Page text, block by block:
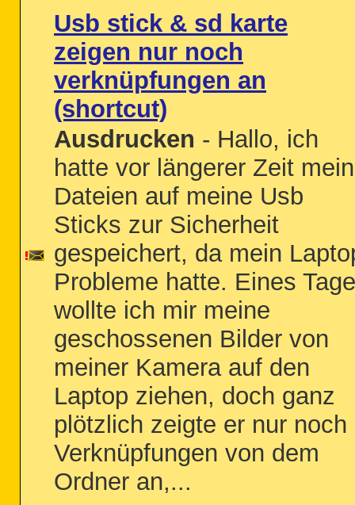
Usb stick & sd karte
zeigen nur noch
verknüpfungen an
(shortcut)
Ausdrucken - Hallo, ich
hatte vor längerer Zeit
Dateien auf meine Usb
Sticks zur Sicherheit
gespeichert, da mein
Probleme hatte. Eines
wollte ich mir meine
geschossenen Bilder von
meiner Kamera auf den
Laptop ziehen, doch ganz
plötzlich zeigte er nur noch
Verknüpfungen von dem
Ordner an,...